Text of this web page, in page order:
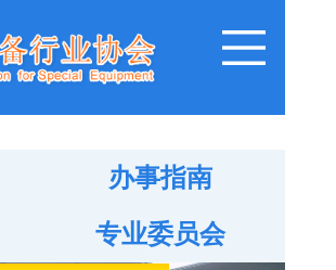
办事指南
专业委员会